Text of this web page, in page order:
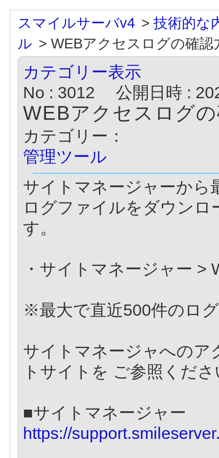
スマイルサーバv4 > 技術的な
ル > WEBアクセスログの確認
カテゴリー表示
No : 3012
公開日時 :
WEBアクセスログ
カテゴリー：
管理ツール
サイトマネージャーから
ログファイルをダウン
す。
・サイトマネージャー >
※最大で直近500件のロ
サイトマネージャへのア
トサイトを ご参照く
■サイトマネージャ
https://